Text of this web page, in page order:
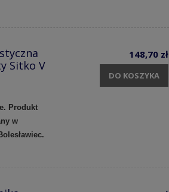
Sitko V
Produkt
w
148,70 zł
DO KOSZYKA